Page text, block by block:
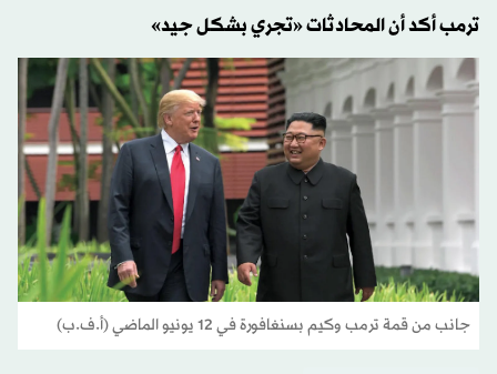
ترمب أكد أن المحادثات «تجري بشكل جيد»
جانب من قمة ترمب وكيم بسنغافورة في 12 يونيو الماضي (أ.ف.ب)